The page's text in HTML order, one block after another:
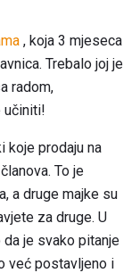
, koja 3 mjeseca
Trebalo joj je
radom,
učiniti!
koje prodaju na
To je
a druge majke su
za druge. U
je svako pitanje
već postavljeno i